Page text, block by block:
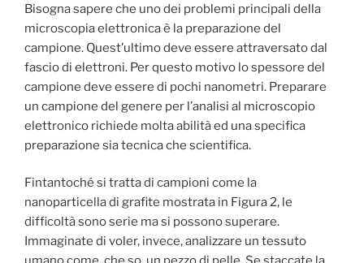
Bisogna sapere che uno dei problemi principali della
microscopia elettronica è la preparazione del
campione. Quest’ultimo deve essere attraversato dal
fascio di elettroni. Per questo motivo lo spessore del
campione deve essere di pochi nanometri. Preparare
un campione del genere per l’analisi al microscopio
elettronico richiede molta abilità ed una specifica
preparazione sia tecnica che scientifica.
Fintantoché si tratta di campioni come la
nanoparticella di grafite mostrata in Figura 2, le
difficoltà sono serie ma si possono superare.
Immaginate di voler, invece, analizzare un tessuto